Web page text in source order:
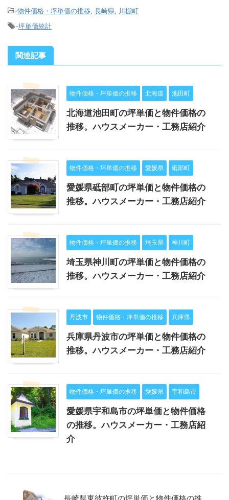
-物件価格・坪単価の推移 長崎県
川棚町
-坪単価統計
関連記事
物件価格・坪単価の推移 北海道 池田町
北海道池田町の坪単価と物件価格の
推移。ハウスメーカー・工務店紹介
物件価格・坪単価の推移 愛媛県 砥部町
愛媛県砥部町の坪単価と物件価格の
推移。ハウスメーカー・工務店紹介
物件価格・坪単価の推移 埼玉県 神川町
埼玉県神川町の坪単価と物件価格の
推移。ハウスメーカー・工務店紹介
丹波市 物件価格・坪単価の推移 兵庫県
兵庫県丹波市の坪単価と物件価格の
推移。ハウスメーカー・工務店紹介
物件価格・坪単価の推移 愛媛県 宇和島市
愛媛県宇和島市の坪単価と物件価格
の推移。ハウスメーカー・工務店紹
介